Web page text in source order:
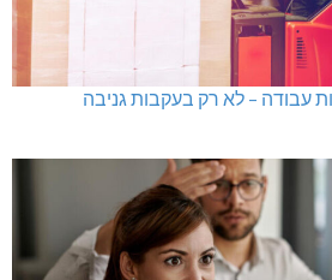
עבודה – לא רק בעקבות גניבה